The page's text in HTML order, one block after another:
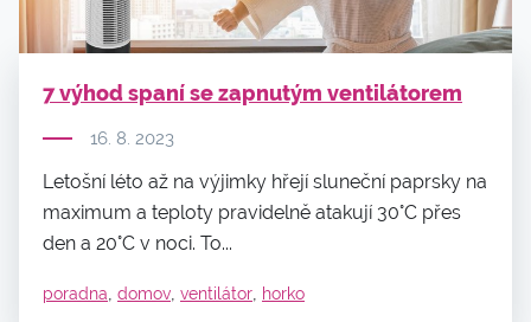
7 výhod spaní se zapnutým ventilátorem
16. 8. 2023
Letošní léto až na výjimky hřejí sluneční paprsky na
maximum a teploty pravidelně atakují 30°C přes
den a 20°C v noci. To...
poradna domov ventilátor horko